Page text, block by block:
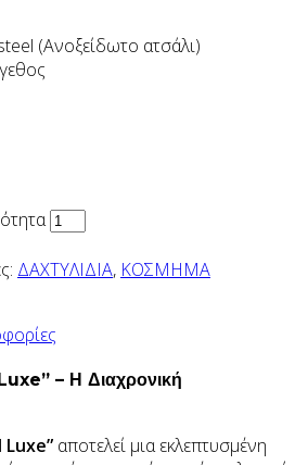
(Ανοξείδωτο ατσάλι)
ΔΑΧΤΥΛΙΔΙΑ, ΚΟΣΜΗΜΑ
– Η Διαχρονική
Luxe” αποτελεί μια εκλεπτυσμένη